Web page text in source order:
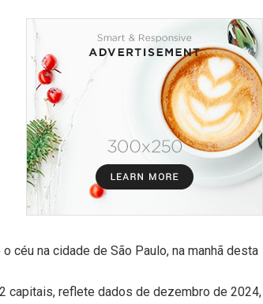
capitais, reflete dados de dezembro de 2024,